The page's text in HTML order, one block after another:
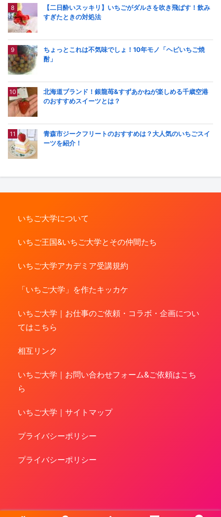
【二日酔いスッキリ】いちごがダルさを吹き飛ばす！飲み
すぎたときの対処法
ちょっとこれは不気味でしょ！10年モノ「ヘビいちご焼
酎」
北海道ブランド！銀龍苺&すずあかねが楽しめる千歳空港
のおすすめスイーツとは？
青森市ジークフリートのおすすめは？大人気のいちごスイ
ーツを紹介！
いちご大学について
いちご王国&いちご大学とその仲間たち
いちご大学アカデミア受講規約
「いちご大学」を作たキッカケ
いちご大学｜お仕事のご依頼・コラボ・企画につい
てはこちら
相互リンク
いちご大学｜お問い合わせフォーム&ご依頼はこち
ら
いちご大学｜サイトマップ
プライバシーポリシー
プライバシーポリシー